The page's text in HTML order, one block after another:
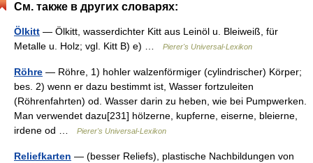
См. также в других словарях:
Ölkitt — Ölkitt, wasserdichter Kitt aus Leinöl u. Bleiweiß, für
Metalle u. Holz; vgl. Kitt B) e) …
Pierer's Universal-Lexikon
Röhre — Röhre, 1) hohler walzenförmiger (cylindrischer) Körper;
bes. 2) wenn er dazu bestimmt ist, Wasser fortzuleiten
(Röhrenfahrten) od. Wasser darin zu heben, wie bei Pumpwerken.
Man verwendet dazu[231] hölzerne, kupferne, eiserne, bleierne,
irdene od …
Pierer's Universal-Lexikon
Reliefkarten — (besser Reliefs), plastische Nachbildungen von